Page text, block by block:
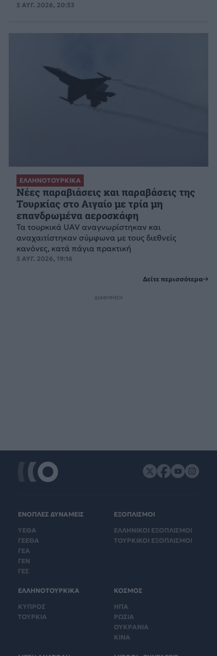
5 ΑΥΓ. 2026, 20:33
ΕΛΛΗΝΟΤΟΥΡΚΙΚΑ
Νέες παραβιάσεις και παραβάσεις της
Τουρκίας στο Αιγαίο με τρία μη
επανδρωμένα αεροσκάφη
Τα τουρκικά UAV αναγνωρίστηκαν και
αναχαιτίστηκαν σύμφωνα με τους διεθνείς
κανόνες, κατά πάγια πρακτική
5 ΑΥΓ. 2026, 19:16
Δείτε περισσότερα
ΔΙΑΦΗΜΙΣΗ
ΕΝΟΠΛΕΣ ΔΥΝΑΜΕΙΣ
ΥΕΘΑ
ΓΕΕΘΑ
ΓΕΑ
ΓΕΝ
ΓΕΣ
ΕΞΟΠΛΙΣΜΟΙ
ΕΛΛΗΝΙΚΟΙ ΕΞΟΠΛΙΣΜΟΙ
ΤΟΥΡΚΙΚΟΙ ΕΞΟΠΛΙΣΜΟΙ
ΕΛΛΗΝΟΤΟΥΡΚΙΚΑ
ΚΥΠΡΟΣ
ΤΟΥΡΚΙΑ
ΚΟΣΜΟΣ
ΗΠΑ
ΡΩΣΙΑ
ΟΥΚΡΑΝΙΑ
ΚΙΝΑ